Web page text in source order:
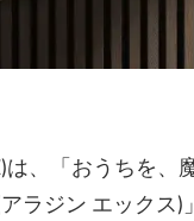
、「おうちを、
ラジン エック